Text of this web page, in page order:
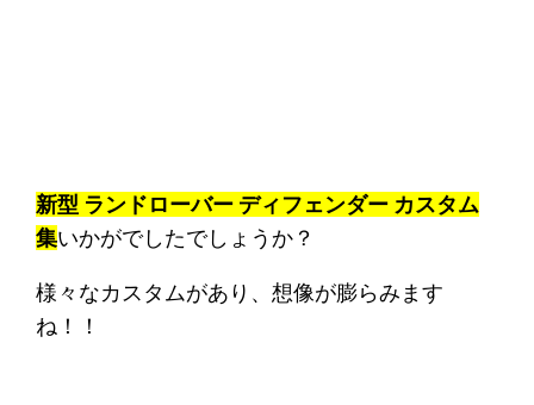
新型 ランドローバー ディフェンダー カスタム
集いかがでしたでしょうか？
様々なカスタムがあり、想像が膨らみます
ね！！